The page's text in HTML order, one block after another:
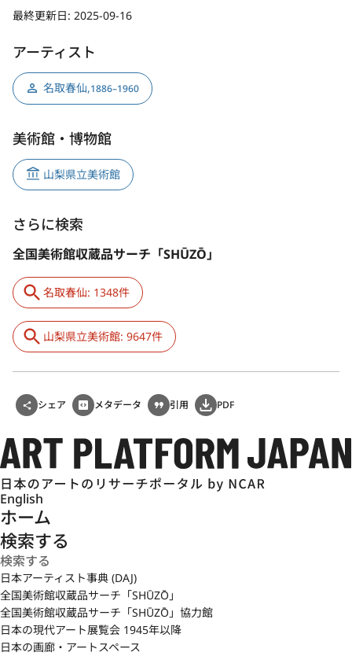
最終更新日: 2025-09-16
アーティスト
名取春仙,1886–1960
美術館・博物館
山梨県立美術館
さらに検索
全国美術館収蔵品サーチ「SHŪZŌ」
名取春仙: 1348件
山梨県立美術館: 9647件
シェア メタデータ 引用 PDF
English
ホーム
検索する
日本アーティスト事典 (DAJ)
全国美術館収蔵品サーチ「SHŪZŌ」
全国美術館収蔵品サーチ「SHŪZŌ」協力館
日本の現代アート展覧会 1945年以降
日本の画廊・アートスペース